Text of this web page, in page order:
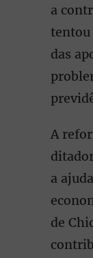
a
das
A
a
de